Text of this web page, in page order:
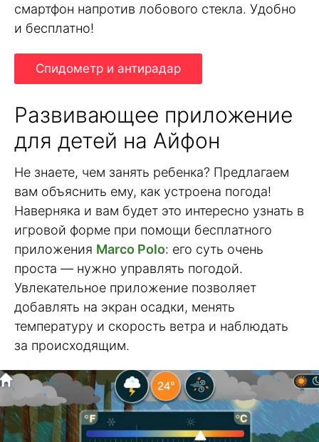
смартфон напротив лобового стекла. Удобно
и бесплатно!
Спидометр и антирадар
Развивающее приложение
для детей на Айфон
Не знаете, чем занять ребенка? Предлагаем
вам объяснить ему, как устроена погода!
Наверняка и вам будет это интересно узнать в
игровой форме при помощи бесплатного
приложения Marco Polo: его суть очень
проста — нужно управлять погодой.
Увлекательное приложение позволяет
добавлять на экран осадки, менять
температуру и скорость ветра и наблюдать
за происходящим.